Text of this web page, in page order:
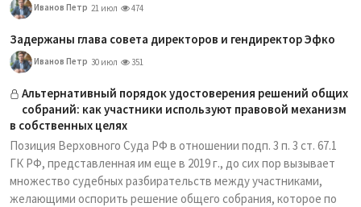
Иванов Петр 21 июл 474
Задержаны глава совета директоров и гендиректор Эфко
Иванов Петр 30 июл 351
Альтернативный порядок удостоверения решений общих
собраний: как участники используют правовой механизм
в собственных целях
Позиция Верховного Суда РФ в отношении подп. 3 п. 3 ст. 67.1
ГК РФ, представленная им еще в 2019 г., до сих пор вызывает
множество судебных разбирательств между участниками,
желающими оспорить решение общего собрания, которое по